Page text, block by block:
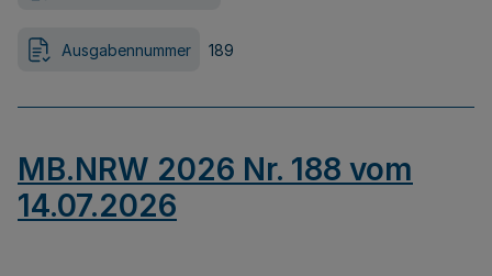
Ausgabennummer 189
MB.NRW 2026 Nr. 188 vom
14.07.2026